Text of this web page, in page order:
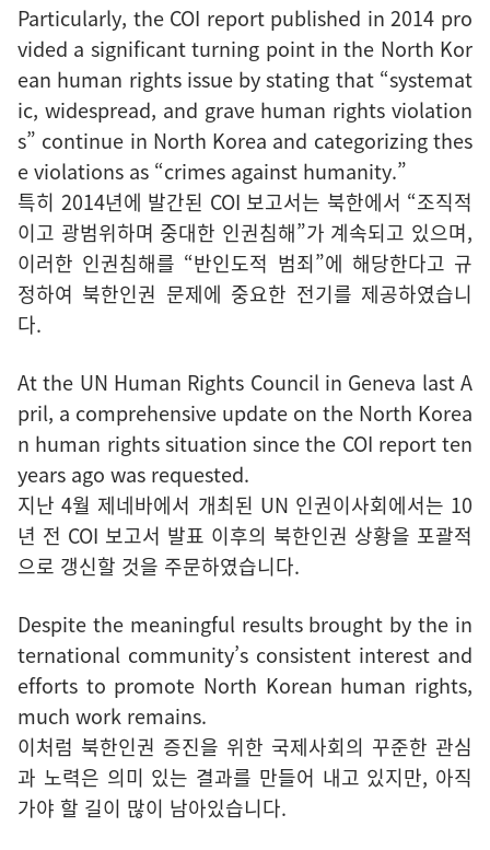
Particularly, the COI report published in 2014 pro
vided a significant turning point in the North Kor
ean human rights issue by stating that “systemat
ic, widespread, and grave human rights violation
s” continue in North Korea and categorizing thes
e violations as “crimes against humanity.”
특히 2014년에 발간된 COI 보고서는 북한에서 “조직적
이고 광범위하며 중대한 인권침해”가 계속되고 있으며,
이러한 인권침해를 “반인도적 범죄”에 해당한다고 규
정하여 북한인권 문제에 중요한 전기를 제공하였습니
다.
At the UN Human Rights Council in Geneva last A
pril, a comprehensive update on the North Korea
n human rights situation since the COI report ten
years ago was requested.
지난 4월 제네바에서 개최된 UN 인권이사회에서는 10
년 전 COI 보고서 발표 이후의 북한인권 상황을 포괄적
으로 갱신할 것을 주문하였습니다.
Despite the meaningful results brought by the in
ternational community’s consistent interest and
efforts to promote North Korean human rights,
much work remains.
이처럼 북한인권 증진을 위한 국제사회의 꾸준한 관심
과 노력은 의미 있는 결과를 만들어 내고 있지만, 아직
가야 할 길이 많이 남아있습니다.